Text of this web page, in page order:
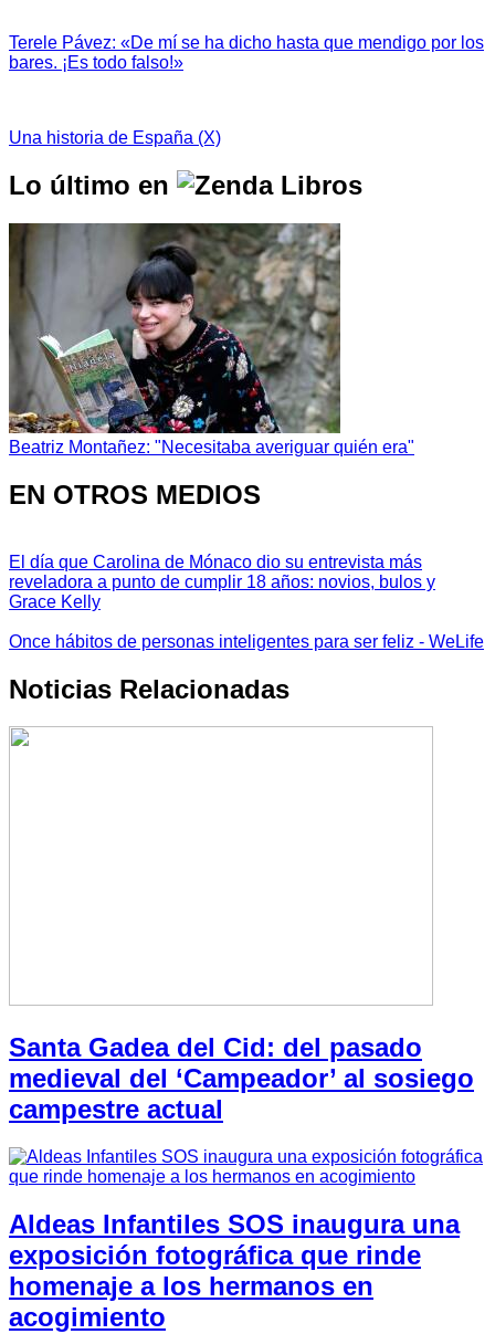
Terele Pávez: «De mí se ha dicho hasta que mendigo por los
bares. ¡Es todo falso!»
Una historia de España (X)
Lo último en
Beatriz Montañez: "Necesitaba averiguar quién era"
EN OTROS MEDIOS
El día que Carolina de Mónaco dio su entrevista más
reveladora a punto de cumplir 18 años: novios, bulos y
Grace Kelly
Once hábitos de personas inteligentes para ser feliz - WeLife
Noticias Relacionadas
Santa Gadea del Cid: del pasado
medieval del ‘Campeador’ al sosiego
campestre actual
Aldeas Infantiles SOS inaugura una
exposición fotográfica que rinde
homenaje a los hermanos en
acogimiento